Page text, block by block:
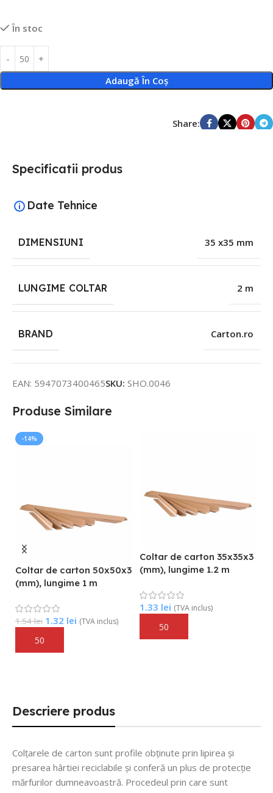
În stoc
Adaugă În Coș
Share:
Descriere produs
Colțarele de carton sunt profile obținute prin lipirea și
presarea hârtiei reciclabile și conferă un plus de protecție
mărfurilor dumneavoastră. Procedeul prin care sunt
Specificatii produs
Date Tehnice
DIMENSIUNI 35 x35 mm
LUNGIME COLTAR 2 m
BRAND Carton.ro
EAN: 5947073400465SKU: SHO.0046
Produse Similare
-14%
Coltar de carton 50x50x3
(mm), lungime 1 m
1.54lei 1.32 lei (TVA inclus)
Adaugă În Coș
Coltar de carton 35x35x3
(mm), lungime 1.2 m
1.33 lei (TVA inclus)
Adaugă În Coș